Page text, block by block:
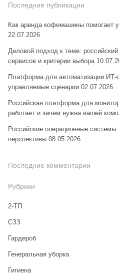
Последние публикации
Как аренда кофемашины помогает
22.07.2026
Деловой подход к теме:
сервисов и критерии выбора
Платформа для автоматизации ИТ-
управляемые сценарии 02.07.2026
Российская платформа для
работает и зачем нужна вашей
Российские операционные
перспективы 08.05.2026
Последние комментарии
Рубрики
2-ТП
CЗЗ
Гардероб
Генеральная уборка
Гигиена